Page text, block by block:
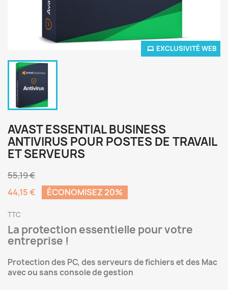
EXCLUSIVITÉ WEB
AVAST ESSENTIAL BUSINESS
ANTIVIRUS POUR POSTES DE TRAVAIL
ET SERVEURS
55,19 €
44,15 €
ÉCONOMISEZ 20%
TTC
La protection essentielle pour votre
entreprise !
Protection des PC, des serveurs de fichiers et des Mac
avec ou sans console de gestion